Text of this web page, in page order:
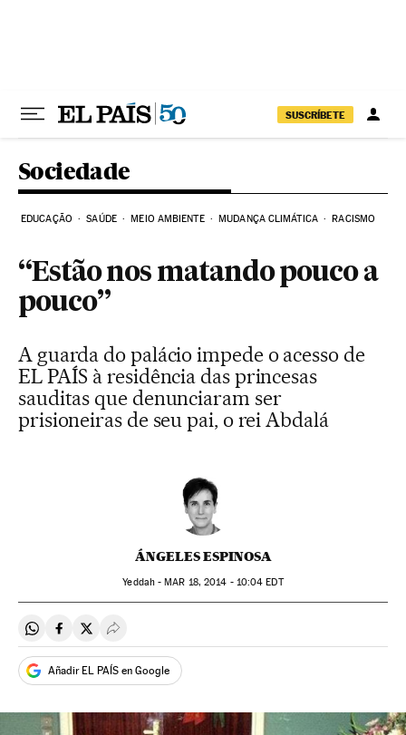
SUSCRÍBETE
Sociedade
EDUCAÇÃO SAÚDE MEIO AMBIENTE MUDANÇA CLIMÁTICA RACISMO
“Estão nos matando pouco a
pouco”
A guarda do palácio impede o acesso de
EL PAÍS à residência das princesas
sauditas que denunciaram ser
prisioneiras de seu pai, o rei Abdalá
ÁNGELES ESPINOSA
Yeddah -MAR 18, 2014 - 10:04 EDT
Compartir en Whatsapp
Compartir en Facebook
Compartir en Twitter
Desplegar Redes Sociales
Añadir EL PAÍS en Google